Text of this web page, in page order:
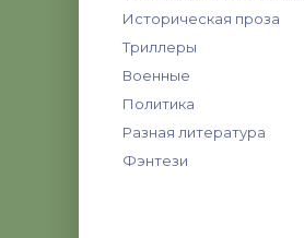
Историческая проза
Триллеры
Военные
Политика
Разная литература
Фэнтези